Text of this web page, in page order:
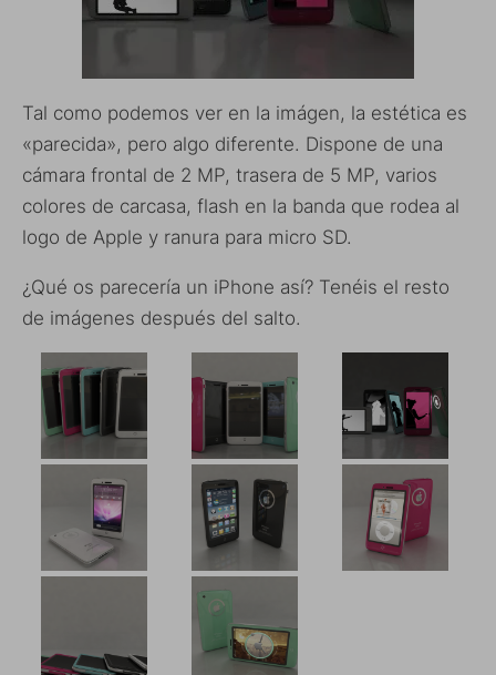
Tal como podemos ver en la imágen, la estética es
«parecida», pero algo diferente. Dispone de una
cámara frontal de 2 MP, trasera de 5 MP, varios
colores de carcasa, flash en la banda que rodea al
logo de Apple y ranura para micro SD.
¿Qué os parecería un iPhone así? Tenéis el resto
de imágenes después del salto.